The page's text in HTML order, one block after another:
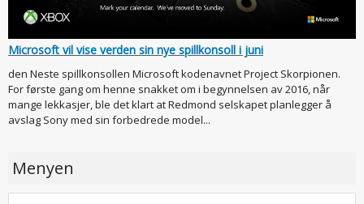
Microsoft vil vise verden sin nye spillkonsoll i juni
den Neste spillkonsollen Microsoft kodenavnet Project Skorpionen.
For første gang om henne snakket om i begynnelsen av 2016, når
mange lekkasjer, ble det klart at Redmond selskapet planlegger å
avslag Sony med sin forbedrede model...
Menyen